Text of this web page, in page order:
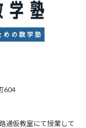
604
通仮教室にて授業して